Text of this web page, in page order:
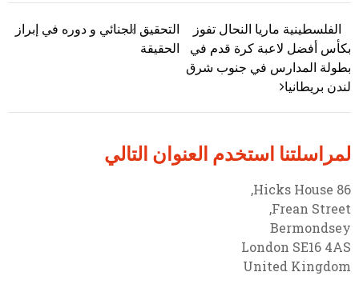
تصفّح المقالات
التحقيق الجنائي و دوره في إبراز
الحقيقة
الفلسطينية ماريا النحال تفوز
بكأس أفضل لاعبة كرة قدم في
بطولة المدارس في جنوب شرق
لندن بريطانيا
لمراسلتنا استخدم العنوان التالي
86 Hicks House,
Frean Street,
Bermondsey
London SE16 4AS
United Kingdom